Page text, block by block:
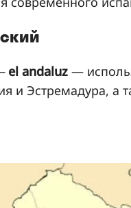
el andaluz —
и Эстремадура, а